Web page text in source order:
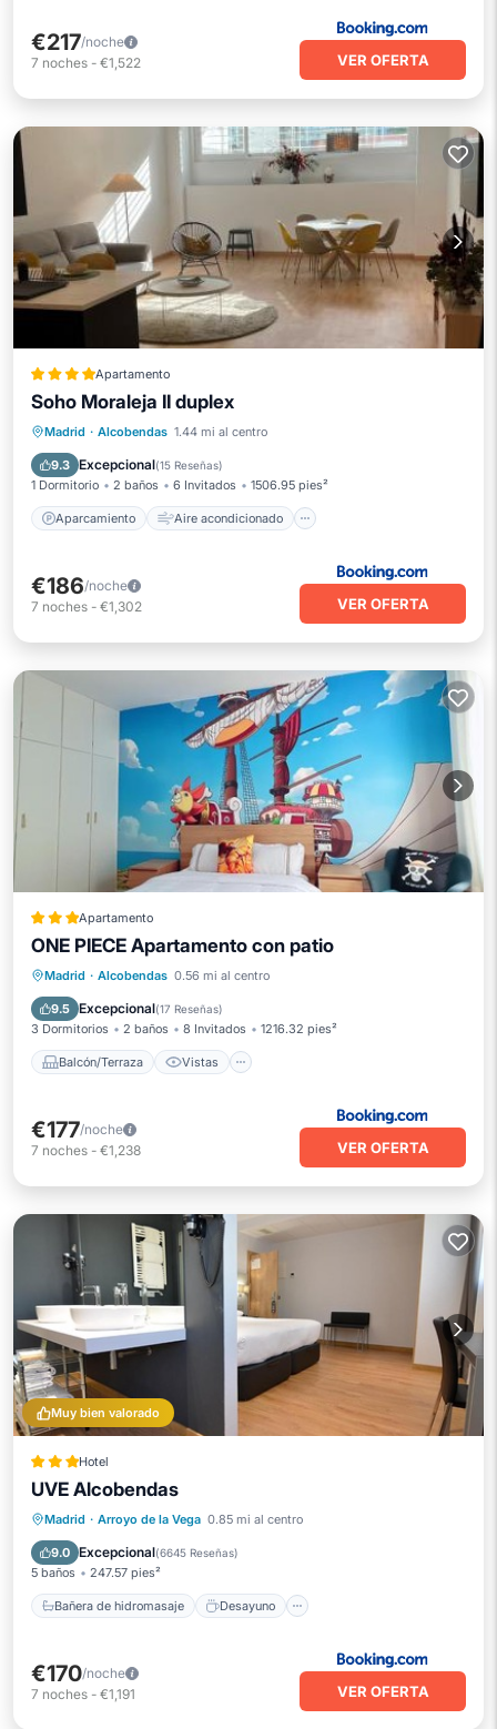
€217/noche
7 noches - €1,522 VER OFERTA
Apartamento
Soho Moraleja II duplex
Madrid · Alcobendas 1.44 mi al centro
9.3 Excepcional(15 Reseñas)
1 Dormitorio 2 baños 6 Invitados 1506.95 pies²
Aparcamiento Aire acondicionado
Aparcamiento
Aire acondicionado
Internet
Apto para niños
€186/noche
7 noches - €1,302 VER OFERTA
Apartamento
ONE PIECE Apartamento con patio
Madrid · Alcobendas 0.56 mi al centro
9.5 Excepcional(17 Reseñas)
3 Dormitorios 2 baños 8 Invitados 1216.32 pies²
Balcón/Terraza Vistas
Balcón/Terraza
Vistas
Aire acondicionado
€177/noche
7 noches - €1,238 VER OFERTA
Muy bien valorado
Hotel
UVE Alcobendas
Madrid · Arroyo de la Vega 0.85 mi al centro
9.0 Excepcional(6645 Reseñas)
5 baños 247.57 pies²
Bañera de hidromasaje Desayuno
Bañera de hidromasaje
Estación de carga para vehículos eléctricos
Aparcamiento
€170/noche
7 noches - €1,191 VER OFERTA